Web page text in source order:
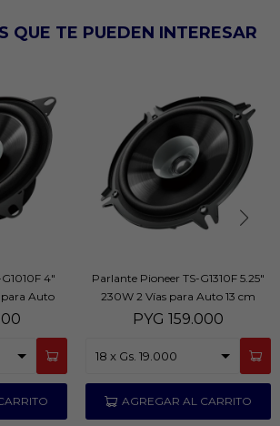
QUE TE PUEDEN INTERESAR
4"
para Auto
Parlante Pioneer TS-G1310F 5.25"
230W 2 Vías para Auto 13 cm
PYG 159.000